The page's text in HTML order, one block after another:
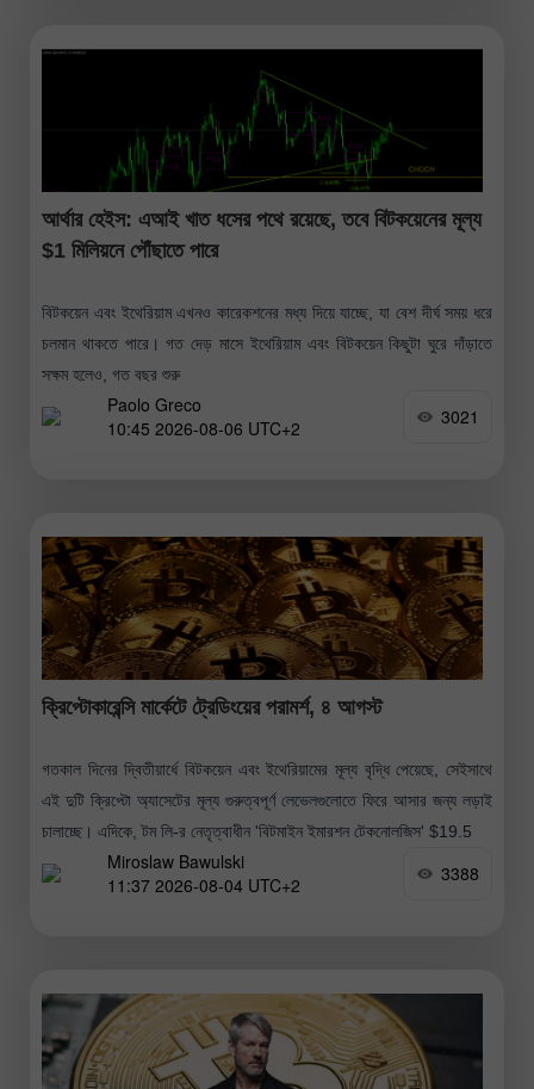
আর্থার হেইস: এআই খাত ধসের পথে রয়েছে, তবে বিটকয়েনের মূল্য
$1 মিলিয়নে পৌঁছাতে পারে
বিটকয়েন এবং ইথেরিয়াম এখনও কারেকশনের মধ্য দিয়ে যাচ্ছে, যা বেশ দীর্ঘ সময় ধরে
চলমান থাকতে পারে। গত দেড় মাসে ইথেরিয়াম এবং বিটকয়েন কিছুটা ঘুরে দাঁড়াতে
সক্ষম হলেও, গত বছর শুরু
Paolo Greco
10:45 2026-08-06 UTC+2
3021
ক্রিপ্টোকারেন্সি মার্কেটে ট্রেডিংয়ের পরামর্শ, ৪ আগস্ট
গতকাল দিনের দ্বিতীয়ার্ধে বিটকয়েন এবং ইথেরিয়ামের মূল্য বৃদ্ধি পেয়েছে, সেইসাথে
এই দুটি ক্রিপ্টো অ্যাসেটের মূল্য গুরুত্বপূর্ণ লেভেলগুলোতে ফিরে আসার জন্য লড়াই
চালাচ্ছে। এদিকে, টম লি-র নেতৃত্বাধীন 'বিটমাইন ইমারশন টেকনোলজিস' $19.5
Miroslaw Bawulski
11:37 2026-08-04 UTC+2
3388